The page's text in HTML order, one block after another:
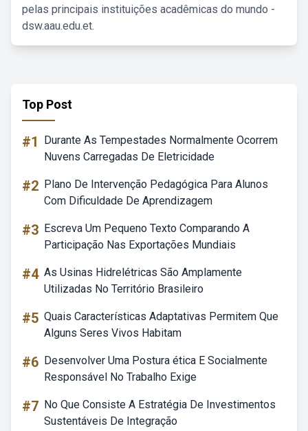
pelas principais instituições acadêmicas do mundo -
dsw.aau.edu.et.
Top Post
#1
Durante As Tempestades Normalmente Ocorrem
Nuvens Carregadas De Eletricidade
#2 Plano De Intervenção Pedagógica Para Alunos
Com Dificuldade De Aprendizagem
#3 Escreva Um Pequeno Texto Comparando A
Participação Nas Exportações Mundiais
#4 As Usinas Hidrelétricas São Amplamente
Utilizadas No Território Brasileiro
#5 Quais Características Adaptativas Permitem Que
Alguns Seres Vivos Habitam
#6 Desenvolver Uma Postura ética E Socialmente
Responsável No Trabalho Exige
#7 No Que Consiste A Estratégia De Investimentos
Sustentáveis De Integração